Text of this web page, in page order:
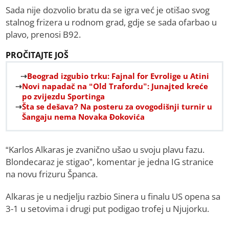
Sada nije dozvolio bratu da se igra već je otišao svog
stalnog frizera u rodnom grad, gdje se sada ofarbao u
plavo, prenosi B92.
PROČITAJTE JOŠ
Beograd izgubio trku: Fajnal for Evrolige u Atini
Novi napadač na “Old Trafordu”: Junajted kreće
po zvijezdu Sportinga
Šta se dešava? Na posteru za ovogodišnji turnir u
Šangaju nema Novaka Đokovića
“Karlos Alkaras je zvanično ušao u svoju plavu fazu.
Blondecaraz je stigao”, komentar je jedna IG stranice
na novu frizuru Španca.
Alkaras je u nedjelju razbio Sinera u finalu US opena sa
3-1 u setovima i drugi put podigao trofej u Njujorku.